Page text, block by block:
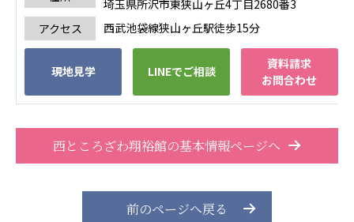
埼玉県所沢市東狭山ヶ丘4丁目2680番3
アクセス
西武池袋線狭山ヶ丘駅徒歩15分
現地見学 LINEでご相談
資料請求
お問合わせ
西ところざわ翔裕館の基本情報ページへ
前のページへ戻る